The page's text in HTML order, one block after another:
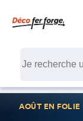
AOÛT EN FOLIE